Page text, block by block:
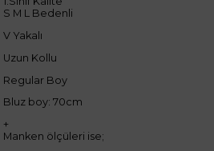
S M L Bedenli
V Yakalı
Uzun Kollu
Regular Boy
Bluz boy: 70cm
+
Manken ölçüleri ise;